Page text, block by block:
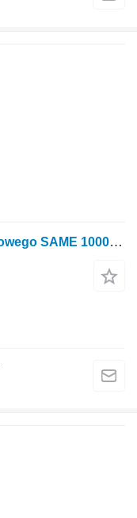
Pokrywa zaworów do ciągnika kołowego SAME 1000.6 1000.6W